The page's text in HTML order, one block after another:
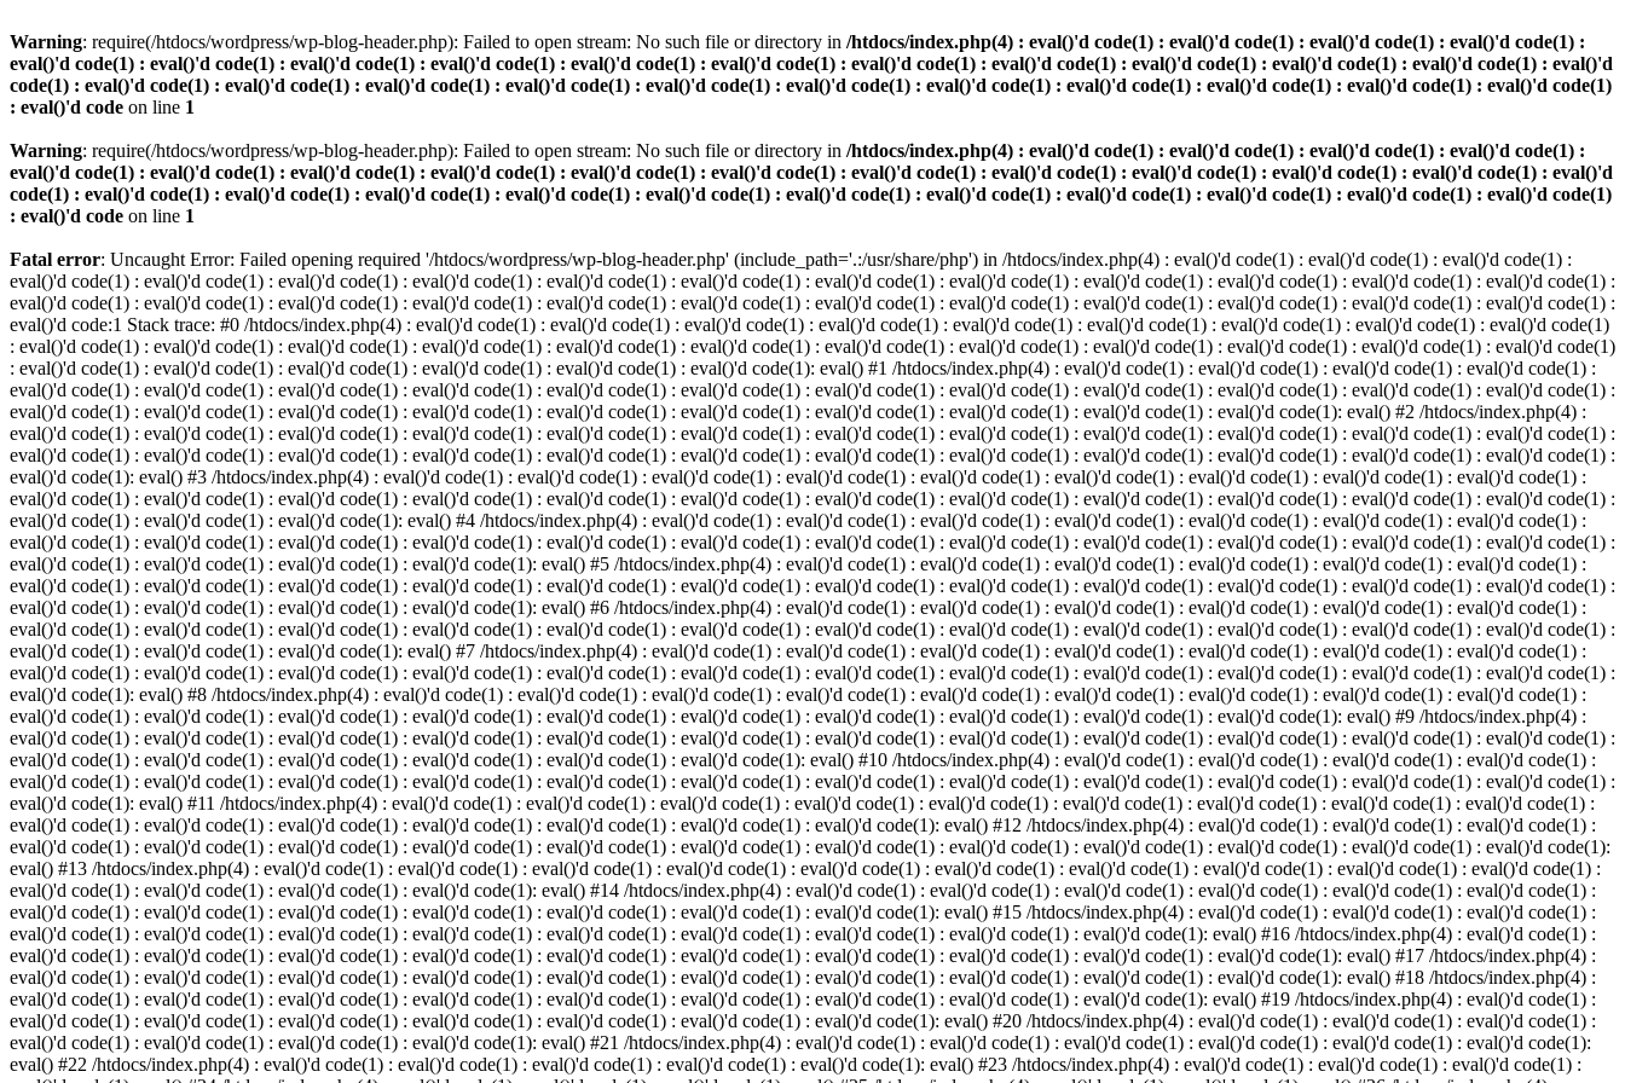
Warning: require(/htdocs/wordpress/wp-blog-header.php): Failed to open stream: No such file or directory in /htdocs/index.php(4) : eval()'d code(1) : eval()'d code(1) : eval()'d code(1) : eval()'d code(1) :
eval()'d code(1) : eval()'d code(1) : eval()'d code(1) : eval()'d code(1) : eval()'d code(1) : eval()'d code(1) : eval()'d code(1) : eval()'d code(1) : eval()'d code(1) : eval()'d code(1) : eval()'d code(1) : eval()'d
code(1) : eval()'d code(1) : eval()'d code(1) : eval()'d code(1) : eval()'d code(1) : eval()'d code(1) : eval()'d code(1) : eval()'d code(1) : eval()'d code(1) : eval()'d code(1) : eval()'d code(1) : eval()'d code(1)
: eval()'d code on line 1
Warning: require(/htdocs/wordpress/wp-blog-header.php): Failed to open stream: No such file or directory in /htdocs/index.php(4) : eval()'d code(1) : eval()'d code(1) : eval()'d code(1) : eval()'d code(1) :
eval()'d code(1) : eval()'d code(1) : eval()'d code(1) : eval()'d code(1) : eval()'d code(1) : eval()'d code(1) : eval()'d code(1) : eval()'d code(1) : eval()'d code(1) : eval()'d code(1) : eval()'d code(1) : eval()'d
code(1) : eval()'d code(1) : eval()'d code(1) : eval()'d code(1) : eval()'d code(1) : eval()'d code(1) : eval()'d code(1) : eval()'d code(1) : eval()'d code(1) : eval()'d code(1) : eval()'d code(1) : eval()'d code(1)
: eval()'d code on line 1
Fatal error: Uncaught Error: Failed opening required '/htdocs/wordpress/wp-blog-header.php' (include_path='.:/usr/share/php') in /htdocs/index.php(4) : eval()'d code(1) : eval()'d code(1) : eval()'d code(1) :
eval()'d code(1) : eval()'d code(1) : eval()'d code(1) : eval()'d code(1) : eval()'d code(1) : eval()'d code(1) : eval()'d code(1) : eval()'d code(1) : eval()'d code(1) : eval()'d code(1) : eval()'d code(1) : eval()'d code(1) :
eval()'d code(1) : eval()'d code(1) : eval()'d code(1) : eval()'d code(1) : eval()'d code(1) : eval()'d code(1) : eval()'d code(1) : eval()'d code(1) : eval()'d code(1) : eval()'d code(1) : eval()'d code(1) : eval()'d code(1) :
eval()'d code:1 Stack trace: #0 /htdocs/index.php(4) : eval()'d code(1) : eval()'d code(1) : eval()'d code(1) : eval()'d code(1) : eval()'d code(1) : eval()'d code(1) : eval()'d code(1) : eval()'d code(1) : eval()'d code(1)
: eval()'d code(1) : eval()'d code(1) : eval()'d code(1) : eval()'d code(1) : eval()'d code(1) : eval()'d code(1) : eval()'d code(1) : eval()'d code(1) : eval()'d code(1) : eval()'d code(1) : eval()'d code(1) : eval()'d code(1)
: eval()'d code(1) : eval()'d code(1) : eval()'d code(1) : eval()'d code(1) : eval()'d code(1) : eval()'d code(1): eval() #1 /htdocs/index.php(4) : eval()'d code(1) : eval()'d code(1) : eval()'d code(1) : eval()'d code(1) :
eval()'d code(1) : eval()'d code(1) : eval()'d code(1) : eval()'d code(1) : eval()'d code(1) : eval()'d code(1) : eval()'d code(1) : eval()'d code(1) : eval()'d code(1) : eval()'d code(1) : eval()'d code(1) : eval()'d code(1) :
eval()'d code(1) : eval()'d code(1) : eval()'d code(1) : eval()'d code(1) : eval()'d code(1) : eval()'d code(1) : eval()'d code(1) : eval()'d code(1) : eval()'d code(1) : eval()'d code(1): eval() #2 /htdocs/index.php(4) :
eval()'d code(1) : eval()'d code(1) : eval()'d code(1) : eval()'d code(1) : eval()'d code(1) : eval()'d code(1) : eval()'d code(1) : eval()'d code(1) : eval()'d code(1) : eval()'d code(1) : eval()'d code(1) : eval()'d code(1) :
eval()'d code(1) : eval()'d code(1) : eval()'d code(1) : eval()'d code(1) : eval()'d code(1) : eval()'d code(1) : eval()'d code(1) : eval()'d code(1) : eval()'d code(1) : eval()'d code(1) : eval()'d code(1) : eval()'d code(1) :
eval()'d code(1): eval() #3 /htdocs/index.php(4) : eval()'d code(1) : eval()'d code(1) : eval()'d code(1) : eval()'d code(1) : eval()'d code(1) : eval()'d code(1) : eval()'d code(1) : eval()'d code(1) : eval()'d code(1) :
eval()'d code(1) : eval()'d code(1) : eval()'d code(1) : eval()'d code(1) : eval()'d code(1) : eval()'d code(1) : eval()'d code(1) : eval()'d code(1) : eval()'d code(1) : eval()'d code(1) : eval()'d code(1) : eval()'d code(1) :
eval()'d code(1) : eval()'d code(1) : eval()'d code(1): eval() #4 /htdocs/index.php(4) : eval()'d code(1) : eval()'d code(1) : eval()'d code(1) : eval()'d code(1) : eval()'d code(1) : eval()'d code(1) : eval()'d code(1) :
eval()'d code(1) : eval()'d code(1) : eval()'d code(1) : eval()'d code(1) : eval()'d code(1) : eval()'d code(1) : eval()'d code(1) : eval()'d code(1) : eval()'d code(1) : eval()'d code(1) : eval()'d code(1) : eval()'d code(1) :
eval()'d code(1) : eval()'d code(1) : eval()'d code(1) : eval()'d code(1): eval() #5 /htdocs/index.php(4) : eval()'d code(1) : eval()'d code(1) : eval()'d code(1) : eval()'d code(1) : eval()'d code(1) : eval()'d code(1) :
eval()'d code(1) : eval()'d code(1) : eval()'d code(1) : eval()'d code(1) : eval()'d code(1) : eval()'d code(1) : eval()'d code(1) : eval()'d code(1) : eval()'d code(1) : eval()'d code(1) : eval()'d code(1) : eval()'d code(1) :
eval()'d code(1) : eval()'d code(1) : eval()'d code(1) : eval()'d code(1): eval() #6 /htdocs/index.php(4) : eval()'d code(1) : eval()'d code(1) : eval()'d code(1) : eval()'d code(1) : eval()'d code(1) : eval()'d code(1) :
eval()'d code(1) : eval()'d code(1) : eval()'d code(1) : eval()'d code(1) : eval()'d code(1) : eval()'d code(1) : eval()'d code(1) : eval()'d code(1) : eval()'d code(1) : eval()'d code(1) : eval()'d code(1) : eval()'d code(1) :
eval()'d code(1) : eval()'d code(1) : eval()'d code(1): eval() #7 /htdocs/index.php(4) : eval()'d code(1) : eval()'d code(1) : eval()'d code(1) : eval()'d code(1) : eval()'d code(1) : eval()'d code(1) : eval()'d code(1) :
eval()'d code(1) : eval()'d code(1) : eval()'d code(1) : eval()'d code(1) : eval()'d code(1) : eval()'d code(1) : eval()'d code(1) : eval()'d code(1) : eval()'d code(1) : eval()'d code(1) : eval()'d code(1) : eval()'d code(1) :
eval()'d code(1): eval() #8 /htdocs/index.php(4) : eval()'d code(1) : eval()'d code(1) : eval()'d code(1) : eval()'d code(1) : eval()'d code(1) : eval()'d code(1) : eval()'d code(1) : eval()'d code(1) : eval()'d code(1) :
eval()'d code(1) : eval()'d code(1) : eval()'d code(1) : eval()'d code(1) : eval()'d code(1) : eval()'d code(1) : eval()'d code(1) : eval()'d code(1) : eval()'d code(1) : eval()'d code(1): eval() #9 /htdocs/index.php(4) :
eval()'d code(1) : eval()'d code(1) : eval()'d code(1) : eval()'d code(1) : eval()'d code(1) : eval()'d code(1) : eval()'d code(1) : eval()'d code(1) : eval()'d code(1) : eval()'d code(1) : eval()'d code(1) : eval()'d code(1) :
eval()'d code(1) : eval()'d code(1) : eval()'d code(1) : eval()'d code(1) : eval()'d code(1) : eval()'d code(1): eval() #10 /htdocs/index.php(4) : eval()'d code(1) : eval()'d code(1) : eval()'d code(1) : eval()'d code(1) :
eval()'d code(1) : eval()'d code(1) : eval()'d code(1) : eval()'d code(1) : eval()'d code(1) : eval()'d code(1) : eval()'d code(1) : eval()'d code(1) : eval()'d code(1) : eval()'d code(1) : eval()'d code(1) : eval()'d code(1) :
eval()'d code(1): eval() #11 /htdocs/index.php(4) : eval()'d code(1) : eval()'d code(1) : eval()'d code(1) : eval()'d code(1) : eval()'d code(1) : eval()'d code(1) : eval()'d code(1) : eval()'d code(1) : eval()'d code(1) :
eval()'d code(1) : eval()'d code(1) : eval()'d code(1) : eval()'d code(1) : eval()'d code(1) : eval()'d code(1) : eval()'d code(1): eval() #12 /htdocs/index.php(4) : eval()'d code(1) : eval()'d code(1) : eval()'d code(1) :
eval()'d code(1) : eval()'d code(1) : eval()'d code(1) : eval()'d code(1) : eval()'d code(1) : eval()'d code(1) : eval()'d code(1) : eval()'d code(1) : eval()'d code(1) : eval()'d code(1) : eval()'d code(1) : eval()'d code(1):
eval() #13 /htdocs/index.php(4) : eval()'d code(1) : eval()'d code(1) : eval()'d code(1) : eval()'d code(1) : eval()'d code(1) : eval()'d code(1) : eval()'d code(1) : eval()'d code(1) : eval()'d code(1) : eval()'d code(1) :
eval()'d code(1) : eval()'d code(1) : eval()'d code(1) : eval()'d code(1): eval() #14 /htdocs/index.php(4) : eval()'d code(1) : eval()'d code(1) : eval()'d code(1) : eval()'d code(1) : eval()'d code(1) : eval()'d code(1) :
eval()'d code(1) : eval()'d code(1) : eval()'d code(1) : eval()'d code(1) : eval()'d code(1) : eval()'d code(1) : eval()'d code(1): eval() #15 /htdocs/index.php(4) : eval()'d code(1) : eval()'d code(1) : eval()'d code(1) :
eval()'d code(1) : eval()'d code(1) : eval()'d code(1) : eval()'d code(1) : eval()'d code(1) : eval()'d code(1) : eval()'d code(1) : eval()'d code(1) : eval()'d code(1): eval() #16 /htdocs/index.php(4) : eval()'d code(1) :
eval()'d code(1) : eval()'d code(1) : eval()'d code(1) : eval()'d code(1) : eval()'d code(1) : eval()'d code(1) : eval()'d code(1) : eval()'d code(1) : eval()'d code(1) : eval()'d code(1): eval() #17 /htdocs/index.php(4) :
eval()'d code(1) : eval()'d code(1) : eval()'d code(1) : eval()'d code(1) : eval()'d code(1) : eval()'d code(1) : eval()'d code(1) : eval()'d code(1) : eval()'d code(1) : eval()'d code(1): eval() #18 /htdocs/index.php(4) :
eval()'d code(1) : eval()'d code(1) : eval()'d code(1) : eval()'d code(1) : eval()'d code(1) : eval()'d code(1) : eval()'d code(1) : eval()'d code(1) : eval()'d code(1): eval() #19 /htdocs/index.php(4) : eval()'d code(1) :
eval()'d code(1) : eval()'d code(1) : eval()'d code(1) : eval()'d code(1) : eval()'d code(1) : eval()'d code(1) : eval()'d code(1): eval() #20 /htdocs/index.php(4) : eval()'d code(1) : eval()'d code(1) : eval()'d code(1) :
eval()'d code(1) : eval()'d code(1) : eval()'d code(1) : eval()'d code(1): eval() #21 /htdocs/index.php(4) : eval()'d code(1) : eval()'d code(1) : eval()'d code(1) : eval()'d code(1) : eval()'d code(1) : eval()'d code(1):
eval() #22 /htdocs/index.php(4) : eval()'d code(1) : eval()'d code(1) : eval()'d code(1) : eval()'d code(1) : eval()'d code(1): eval() #23 /htdocs/index.php(4) : eval()'d code(1) : eval()'d code(1) : eval()'d code(1) :